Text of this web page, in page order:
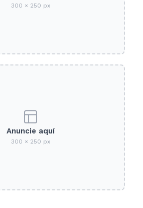
300 × 250 px
Anuncie aquí
300 × 250 px